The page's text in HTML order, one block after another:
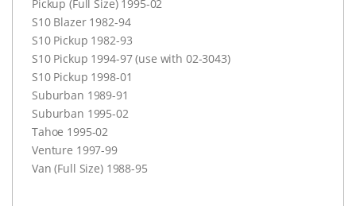
Pickup (Full Size) 1995-02
S10 Blazer 1982-94
S10 Pickup 1982-93
S10 Pickup 1994-97 (use with 02-3043)
S10 Pickup 1998-01
Suburban 1989-91
Suburban 1995-02
Tahoe 1995-02
Venture 1997-99
Van (Full Size) 1988-95